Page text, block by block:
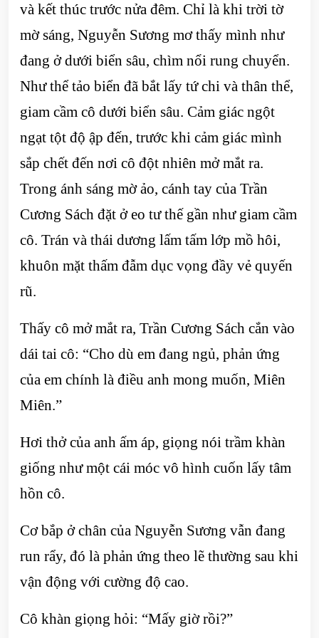
và kết thúc trước nửa đêm. Chỉ là khi trời tờ
mờ sáng, Nguyễn Sương mơ thấy mình như
đang ở dưới biển sâu, chìm nổi rung chuyển.
Như thể tảo biển đã bắt lấy tứ chi và thân thể,
giam cầm cô dưới biển sâu. Cảm giác ngột
ngạt tột độ ập đến, trước khi cảm giác mình
sắp chết đến nơi cô đột nhiên mở mắt ra.
Trong ánh sáng mờ ảo, cánh tay của Trần
Cương Sách đặt ở eo tư thế gần như giam cầm
cô. Trán và thái dương lấm tấm lớp mồ hôi,
khuôn mặt thấm đẫm dục vọng đầy vẻ quyến
rũ.
Thấy cô mở mắt ra, Trần Cương Sách cắn vào
dái tai cô: “Cho dù em đang ngủ, phản ứng
của em chính là điều anh mong muốn, Miên
Miên.”
Hơi thở của anh ấm áp, giọng nói trầm khàn
giống như một cái móc vô hình cuốn lấy tâm
hồn cô.
Cơ bắp ở chân của Nguyễn Sương vẫn đang
run rẩy, đó là phản ứng theo lẽ thường sau khi
vận động với cường độ cao.
Cô khàn giọng hỏi: “Mấy giờ rồi?”